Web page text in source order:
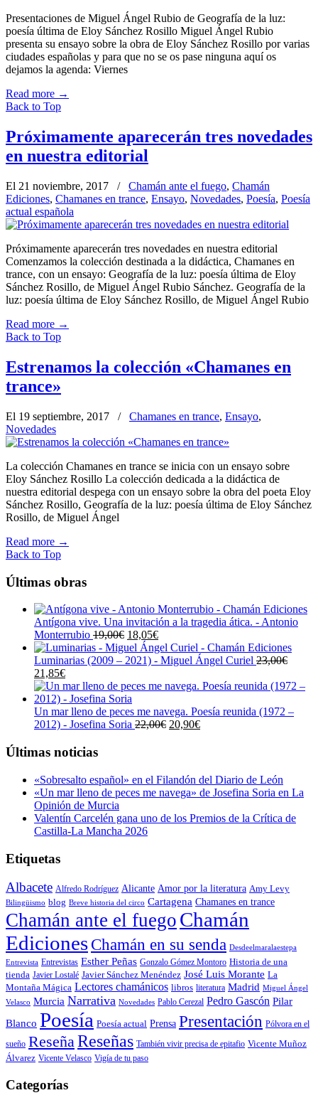
Presentaciones de Miguel Ángel Rubio de Geografía de la luz:
poesía última de Eloy Sánchez Rosillo Miguel Ángel Rubio
presenta su ensayo sobre la obra de Eloy Sánchez Rosillo por varias
ciudades españolas y para que no se os pase ninguna aquí os
dejamos la agenda: Viernes
Read more →
Back to Top
Próximamente aparecerán tres novedades
en nuestra editorial
El 21 noviembre, 2017 / Chamán ante el fuego, Chamán
Ediciones, Chamanes en trance, Ensayo, Novedades, Poesía, Poesía
actual española
Próximamente aparecerán tres novedades en nuestra editorial
Comenzamos la colección destinada a la didáctica, Chamanes en
trance, con un ensayo: Geografía de la luz: poesía última de Eloy
Sánchez Rosillo, de Miguel Ángel Rubio Sánchez. Geografía de la
luz: poesía última de Eloy Sánchez Rosillo, de Miguel Ángel Rubio
Read more →
Back to Top
Estrenamos la colección «Chamanes en
trance»
El 19 septiembre, 2017 / Chamanes en trance, Ensayo,
Novedades
La colección Chamanes en trance se inicia con un ensayo sobre
Eloy Sánchez Rosillo La colección dedicada a la didáctica de
nuestra editorial despega con un ensayo sobre la obra del poeta Eloy
Sánchez Rosillo, Geografía de la luz: poesía última de Eloy Sánchez
Rosillo, de Miguel Ángel
Read more →
Back to Top
Últimas obras
Antígona vive. Una invitación a la tragedia ática. - Antonio
Monterrubio 19,00€ El
precio
original
19,00€.
18,05€El
precio
actual
18,05€.
Luminarias (2009 – 2021) - Miguel Ángel Curiel 23,00€
El
precio
original
era:
23,00€.
21,85€El
precio
actual
es:
21,85€.
Un mar lleno de peces me navega. Poesía reunida (1972 –
2012) - Josefina Soria 22,00€ El
22,00€.
20,90€El
20,90€.
Últimas noticias
«Sobresalto español» en el Filandón del Diario de León
«Un mar lleno de peces me navega» de Josefina Soria en La
Opinión de Murcia
Valentín Carcelén gana uno de los Premios de la Crítica de
Castilla-La Mancha 2026
Etiquetas
Albacete Alfredo Rodríguez Alicante Amor por la literatura Amy Levy
Bilingüismo blog Breve historia del circo Cartagena Chamanes en trance
Chamán ante el fuego Chamán
Ediciones Chamán en su senda Desdeelmaralaestepa
Entrevista Entrevistas Esther Peñas Gonzalo Gómez Montoro Historia de una
tienda Javier Lostalé Javier Sánchez Menéndez José Luis Morante La
Montaña Mágica Lectores chamánicos libros literatura Madrid Miguel Ángel
Velasco Murcia Narrativa Novedades Pablo Cerezal Pedro Gascón Pilar
Blanco Poesía Poesía actual Prensa Presentación Pólvora en el
sueño ReseñaReseñas También vivir precisa de epitafio Vicente Muñoz
Álvarez Vicente Velasco Vigía de tu paso
Categorías